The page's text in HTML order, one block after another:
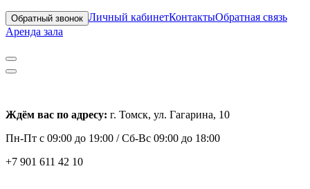
Обратный звонок Личный кабинетКонтактыОбратная связь
Аренда зала
Ждём вас по адресу: г. Томск, ул. Гагарина, 10
Пн-Пт с 09:00 до 19:00 /Сб-Вс 09:00 до 18:00
+7 901 611 42 10